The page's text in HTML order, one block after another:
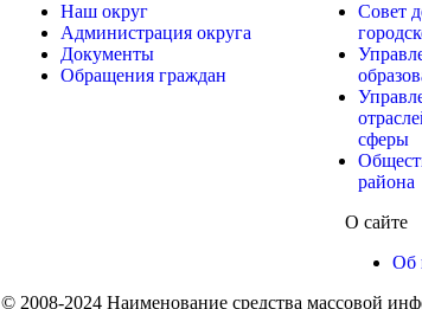
Наш округ
Администрация округа
Документы
Обращения граждан
Совет
сферы
района
О сайте
Об
© 2008-2024 Наименование средства массовой